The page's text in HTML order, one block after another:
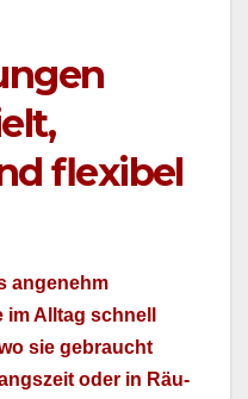
flexibel
angenehm
All­t­ag schnell
sie gebraucht
oder in Räu­